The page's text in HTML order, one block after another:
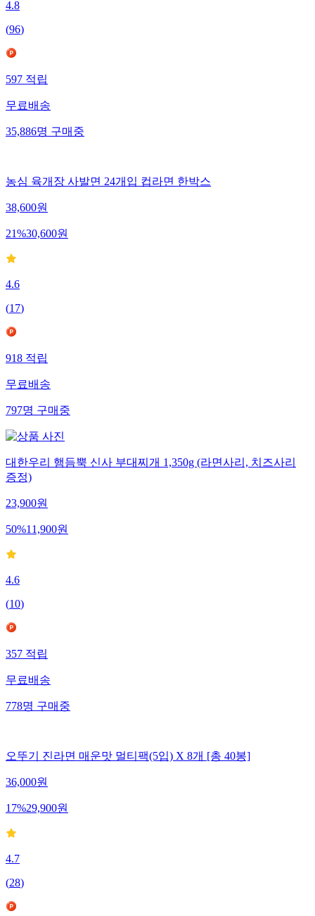
4.8
(96)
597적립
무료배송
35,886명구매중
농심 육개장 사발면 24개입 컵라면 한박스
38,600원
21%30,600원
4.6
(17)
918적립
무료배송
797명구매중
대한우리 햄듬뿍 신사 부대찌개 1,350g (라면사리, 치즈사리
증정)
23,900원
50%11,900원
4.6
(10)
357적립
무료배송
778명구매중
오뚜기 진라면 매운맛 멀티팩(5입) X 8개 [총 40봉]
36,000원
17%29,900원
4.7
(28)